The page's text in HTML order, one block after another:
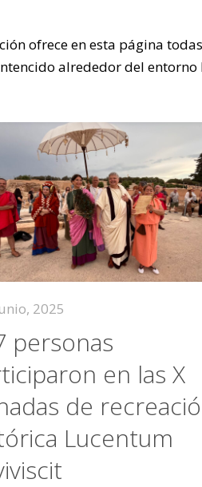
ofrece en esta página
alrededor del entorno
2025
personas
en las X
de
Lucentum